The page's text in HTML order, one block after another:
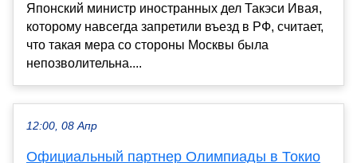
Японский министр иностранных дел Такэси Ивая,
которому навсегда запретили въезд в РФ, считает,
что такая мера со стороны Москвы была
непозволительна....
12:00, 08 Апр
Официальный партнер Олимпиады в Токио